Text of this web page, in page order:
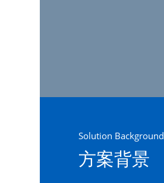
Solution Background
方案背景